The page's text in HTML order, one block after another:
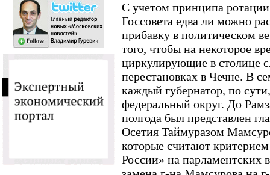
С учетом принципа
Госсовета едва ли можно
прибавку в политическом
того, чтобы на некоторое
циркулирующие в столице
перестановках в Чечне. В
каждый губернатор, по
федеральный округ. До
полгода был представлен
Осетия Таймуразом
которые считают
России» на парламентских